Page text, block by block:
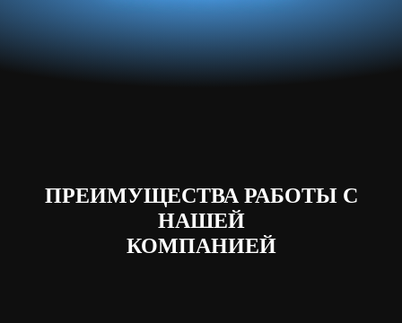
ПРЕИМУЩЕСТВА РАБОТЫ С
НАШЕЙ
КОМПАНИЕЙ